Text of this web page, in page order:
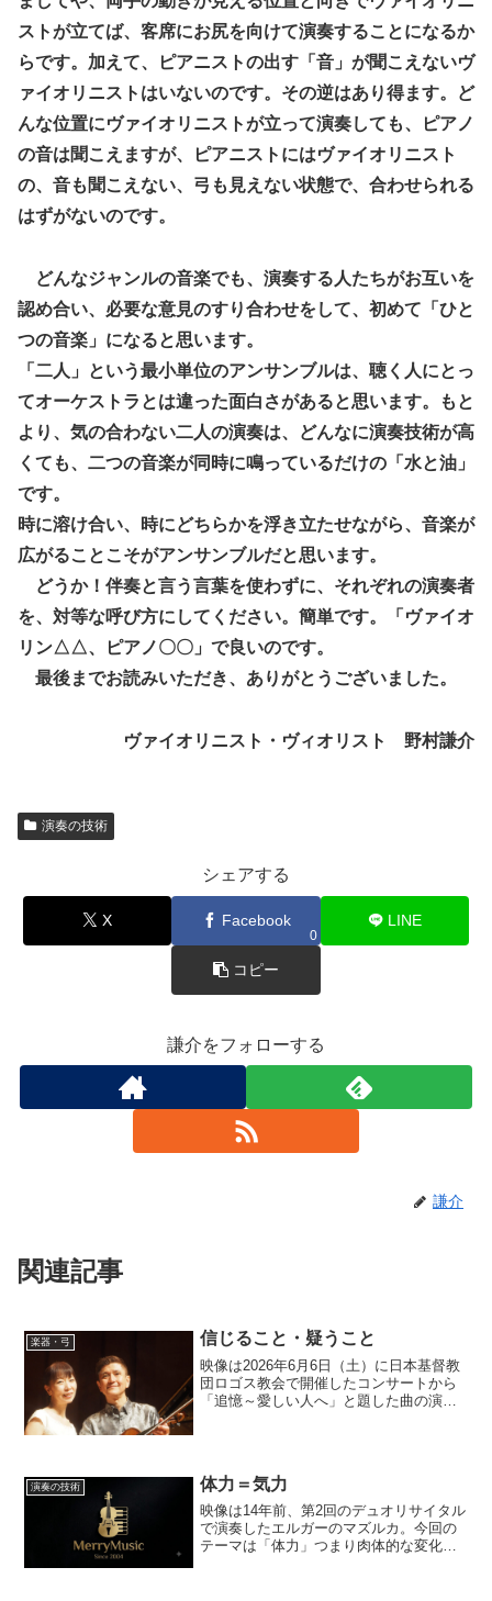
ストが立てば、客席にお尻を向けて演奏することになるか
らです。加えて、ピアニストの出す「音」が聞こえないヴ
ァイオリニストはいないのです。その逆はあり得ます。ど
んな位置にヴァイオリニストが立って演奏しても、ピアノ
の音は聞こえますが、ピアニストにはヴァイオリニスト
の、音も聞こえない、弓も見えない状態で、合わせられる
はずがないのです。
どんなジャンルの音楽でも、演奏する人たちがお互いを
認め合い、必要な意見のすり合わせをして、初めて「ひと
つの音楽」になると思います。
「二人」という最小単位のアンサンブルは、聴く人にとっ
てオーケストラとは違った面白さがあると思います。もと
より、気の合わない二人の演奏は、どんなに演奏技術が高
くても、二つの音楽が同時に鳴っているだけの「水と油」
です。
時に溶け合い、時にどちらかを浮き立たせながら、音楽が
広がることこそがアンサンブルだと思います。
どうか！伴奏と言う言葉を使わずに、それぞれの演奏者
を、対等な呼び方にしてください。簡単です。「ヴァイオ
リン△△、ピアノ〇〇」で良いのです。
最後までお読みいただき、ありがとうございました。
ヴァイオリニスト・ヴィオリスト 野村謙介
演奏の技術
シェアする
X Facebook
0
LINE
コピー
謙介をフォローする
謙介
関連記事
楽器・弓 信じること・疑うこと
映像は2026年6月6日（土）に日本基督教
団ロゴス教会で開催したコンサートから
「追憶～愛しい人へ」と題した曲の演奏
演奏の技術 体力＝気力
映像は14年前、第2回のデュオリサイタル
で演奏したエルガーのマズルカ。今回の
テーマは「体力」つまり肉体的な変化と